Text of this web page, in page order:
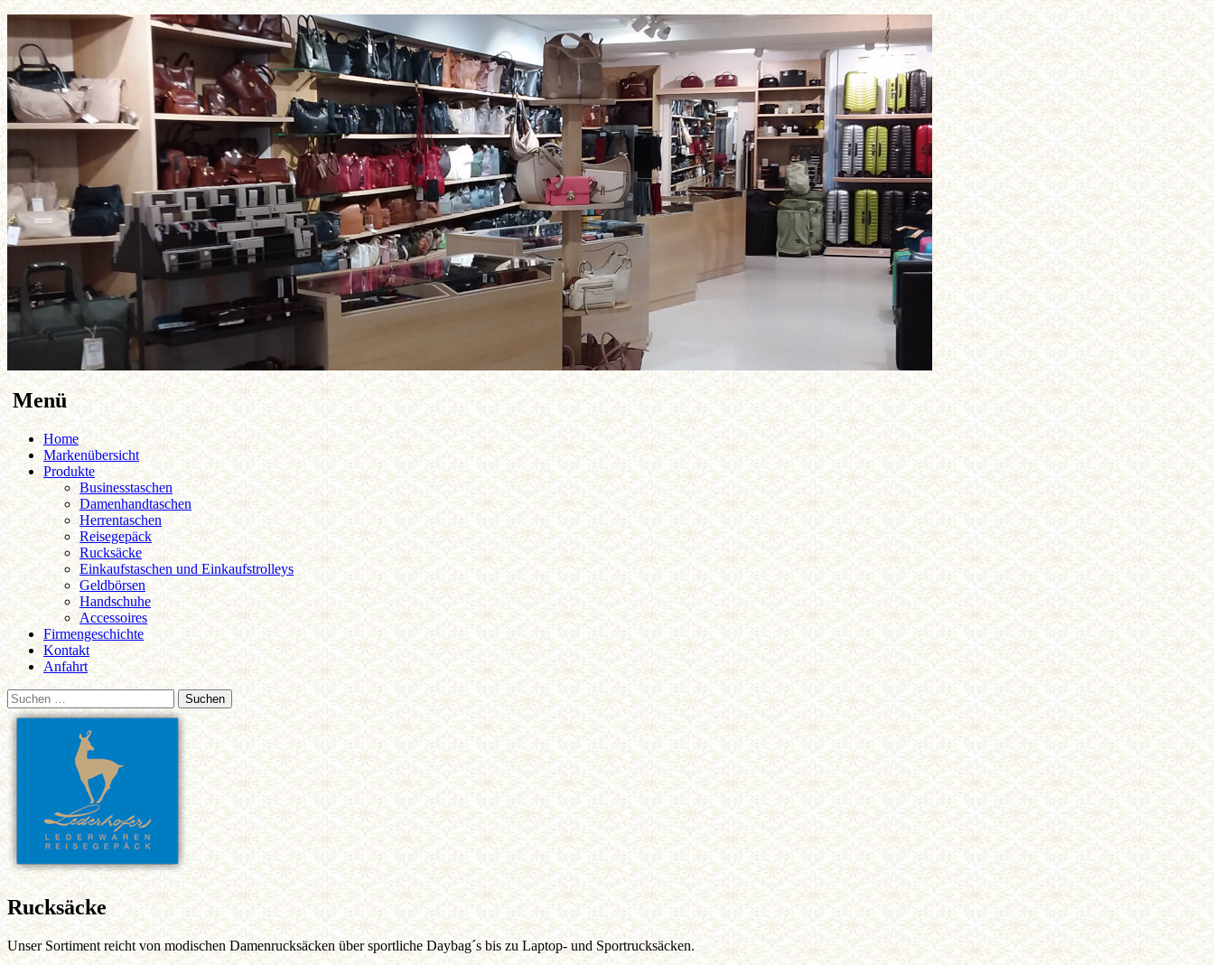
Previous
Next
Menü
Zum
Inhalt
springen
Home
Markenübersicht
Produkte
Businesstaschen
Damenhandtaschen
Herrentaschen
Reisegepäck
Rucksäcke
Einkaufstaschen und Einkaufstrolleys
Geldbörsen
Handschuhe
Accessoires
Firmengeschichte
Kontakt
Anfahrt
Suchen
nach:
Rucksäcke
Unser Sortiment reicht von modischen Damenrucksäcken über sportliche Daybag´s bis zu Laptop- und Sportrucksäcken.